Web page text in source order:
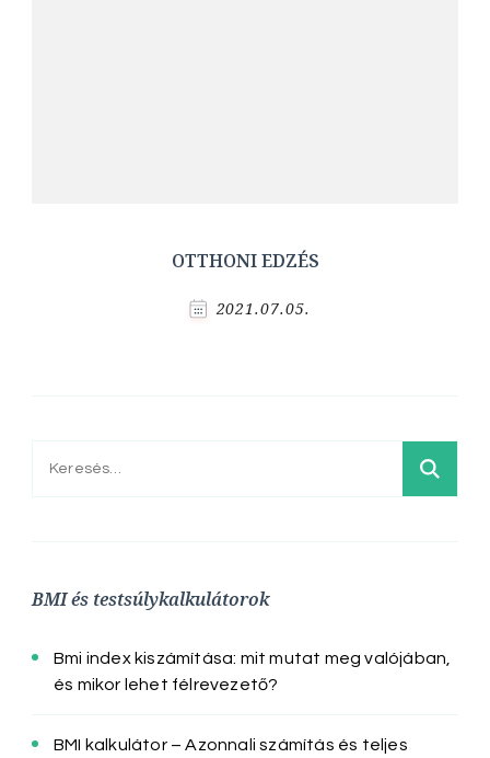
OTTHONI EDZÉS
2021.07.05.
BMI és testsúlykalkulátorok
Bmi index kiszámítása: mit mutat meg valójában,
és mikor lehet félrevezető?
BMI kalkulátor – Azonnali számítás és teljes